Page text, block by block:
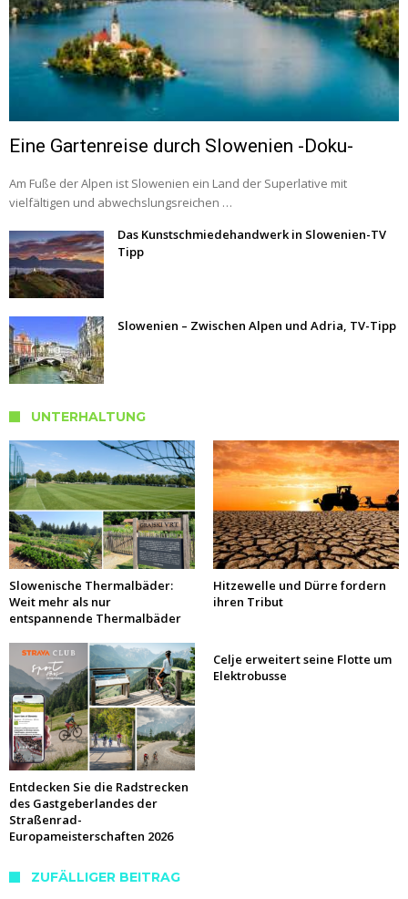
Eine Gartenreise durch Slowenien -Doku-
Am Fuße der Alpen ist Slowenien ein Land der Superlative mit
vielfältigen und abwechslungsreichen …
Das Kunstschmiedehandwerk in Slowenien-TV
Tipp
Slowenien – Zwischen Alpen und Adria, TV-Tipp
UNTERHALTUNG
Slowenische Thermalbäder:
Weit mehr als nur
entspannende Thermalbäder
Hitzewelle und Dürre fordern
ihren Tribut
Entdecken Sie die Radstrecken
des Gastgeberlandes der
Straßenrad-
Europameisterschaften 2026
Celje erweitert seine Flotte um
Elektrobusse
ZUFÄLLIGER BEITRAG